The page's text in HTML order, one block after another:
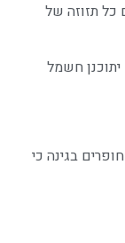
כל תזוזה של
חשמל
בגינה כי